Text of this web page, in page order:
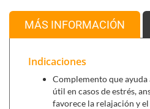
yemoterapia. La elección de
preservar la calidad y
durante el tiempo de
MÁS INFORMACIÓN
Indicaciones
Complemento que
útil en casos de estrés,
favorece la relajación y